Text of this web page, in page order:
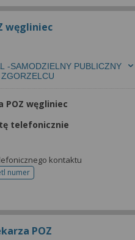
węgliniec
-SAMODZIELNY PUBLICZNY
POZ węgliniec
telefonicznie
kontaktu
numer
telefonu do rejestracji
POZ